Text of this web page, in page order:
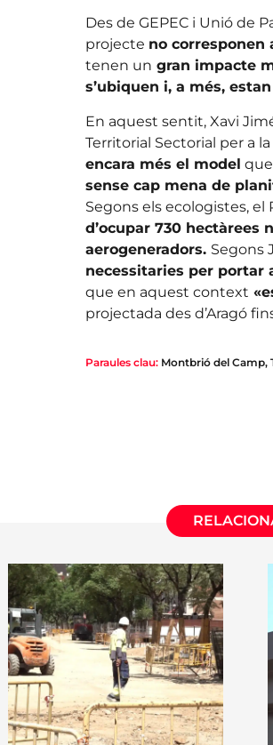
Des de GEPEC i Unió de
projecte no corresponen
tenen un gran impacte
s’ubiquen i, a més,
En aquest sentit, Xavi
Territorial Sectorial per a
encara més el model
sense cap mena de
Segons els ecologistes, el
d’ocupar 730 hectàrees
aerogeneradors. Segons
necessitaries per portar
que en aquest context
projectada des d’Aragó
Paraules clau: Montbrió del Camp,